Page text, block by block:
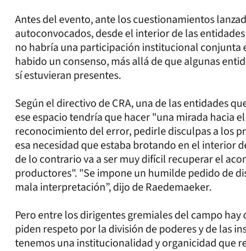
Antes del evento, ante los cuestionamientos
autoconvocados, desde el interior de las
no habría una participación institucional conjunta
habido un consenso, más allá de que algunas
sí estuvieran presentes.
Según el directivo de CRA, una de las entidades
ese espacio tendría que hacer "una mirada hacia
reconocimiento del error, pedirle disculpas a los
esa necesidad que estaba brotando en el interior
de lo contrario va a ser muy difícil recuperar el
productores". "Se impone un humilde pedido de
mala interpretación”, dijo de Raedemaeker.
Pero entre los dirigentes gremiales del campo hay
piden respeto por la división de poderes y de las
tenemos una institucionalidad y organicidad que